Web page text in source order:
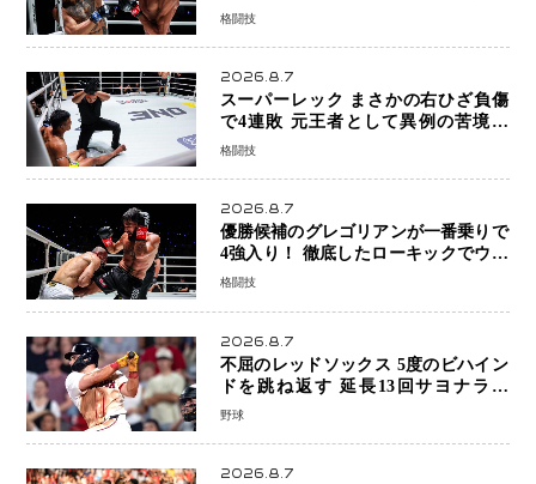
ン奪取！猛反撃を耐え抜き判定勝利、
格闘技
2026.8.7
スーパーレック まさかの右ひざ負傷
で4連敗 元王者として異例の苦境…
「アクシデント」でも消えない危険信
格闘技
2026.8.7
優勝候補のグレゴリアンが一番乗りで
4強入り！ 徹底したローキックでウス
ビャンを攻略、判定勝利
格闘技
2026.8.7
不屈のレッドソックス 5度のビハイン
ドを跳ね返す 延長13回サヨナラ勝
ち 吉田正尚選手も2安打1打点で貢献 4
野球
2026.8.7